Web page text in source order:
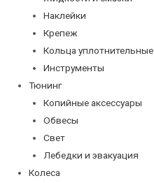
Наклейки
Крепеж
Кольца уплотнительные
Инструменты
Тюнинг
Копийные аксессуары
Обвесы
Свет
Лебедки и эвакуация
Колеса